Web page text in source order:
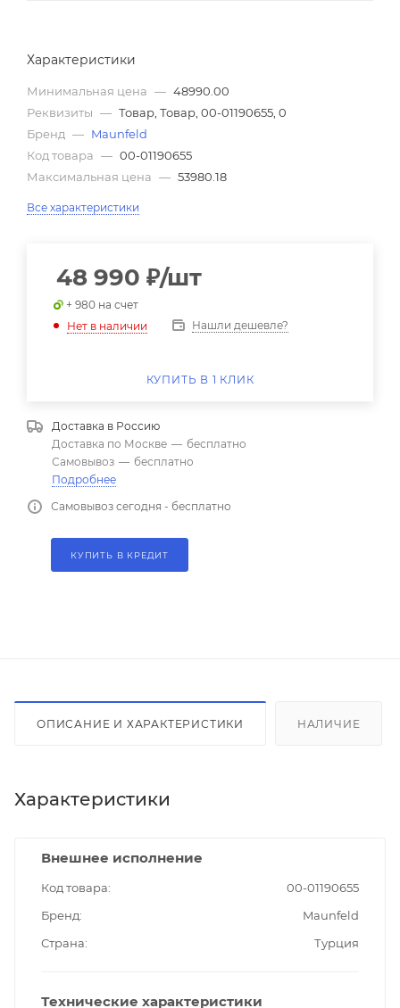
Характеристики
Минимальная цена — 48990.00
Реквизиты — Товар, Товар, 00-01190655, 0
Бренд — Maunfeld
Код товара — 00-01190655
Максимальная цена — 53980.18
Все характеристики
48 990 ₽/шт
+ 980 на счет
Нет в наличии
Нашли дешевле?
КУПИТЬ В 1 КЛИК
Доставка в Россию
Доставка по Москве — бесплатно
Самовывоз — бесплатно
Подробнее
Самовывоз сегодня - бесплатно
КУПИТЬ В КРЕДИТ
ОПИСАНИЕ И ХАРАКТЕРИСТИКИ НАЛИЧИЕ
Характеристики
Внешнее исполнение
Код товара
00-01190655
Бренд
Maunfeld
Страна
Турция
Технические характеристики